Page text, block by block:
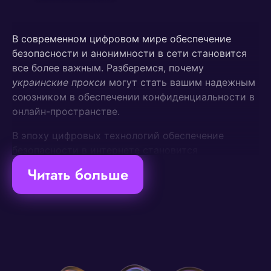
В современном цифровом мире обеспечение
безопасности и анонимности в сети становится
все более важным. Разберемся, почему
украинские прокси могут стать вашим надежным
союзником в обеспечении конфиденциальности в
онлайн-пространстве.
В эпоху цифровых технологий обеспечение
первостепенной задачей. Рассмотрим, почему
использование прокси может стать ключом к
вашей онлайн-безопасности.
a. Анонимность в Сети:
Читать больше